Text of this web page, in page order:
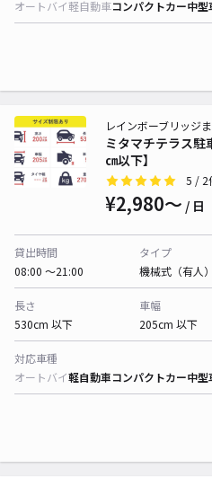
オートバイ軽自動車コンパクトカー中型
ミタマチテラス
㎝以下】
レインボーブリッジ
5 / 2
¥2,980〜 / 日
貸出時間
08:00 〜21:00
タイプ
機械式（有人）
長さ
530cm 以下
車幅
205cm 以下
対応車種
オートバイ軽自動車コンパクトカー中型